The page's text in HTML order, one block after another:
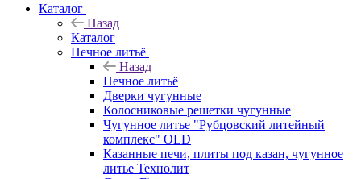
Каталог
Назад
Каталог
Печное литьё
Назад
Печное литьё
Дверки чугунные
Колосниковые решетки чугунные
Чугунное литье "Рубцовский литейный
комплекс" OLD
Казанные печи, плиты под казан, чугунное
литье Технолит